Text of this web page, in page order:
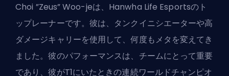
Choi ”Zeus” Woo-jeは、Hanwha Life Esportsのト
ップレーナーです。彼は、タンクイニシエーターや高
ダメージキャリーを使用して、何度もメタを変えてき
ました。彼のパフォーマンスは、チームにとって重要
であり、彼がT1にいたときの連続ワールドチャンピオ